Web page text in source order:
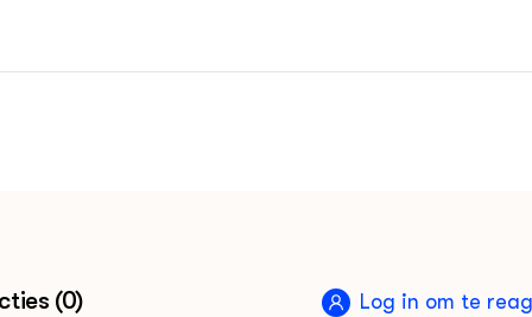
(0) Log in om te